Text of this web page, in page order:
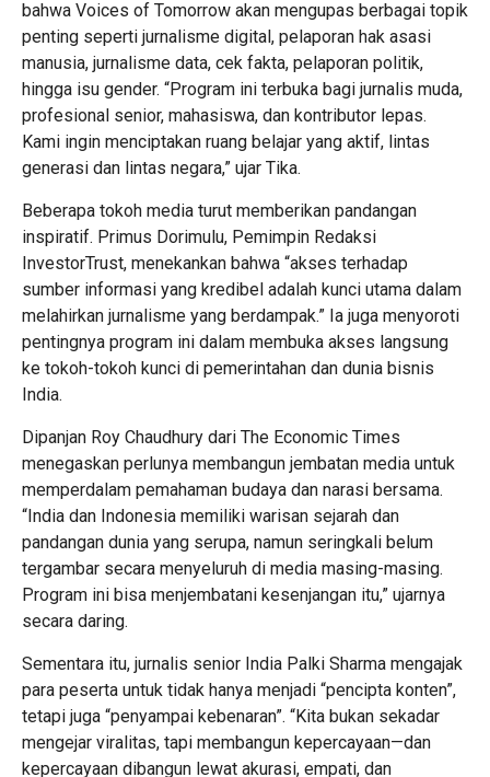
bahwa Voices of Tomorrow akan mengupas berbagai topik
penting seperti jurnalisme digital, pelaporan hak asasi
manusia, jurnalisme data, cek fakta, pelaporan politik,
hingga isu gender. “Program ini terbuka bagi jurnalis muda,
profesional senior, mahasiswa, dan kontributor lepas.
Kami ingin menciptakan ruang belajar yang aktif, lintas
generasi dan lintas negara,” ujar Tika.
Beberapa tokoh media turut memberikan pandangan
inspiratif. Primus Dorimulu, Pemimpin Redaksi
InvestorTrust, menekankan bahwa “akses terhadap
sumber informasi yang kredibel adalah kunci utama dalam
melahirkan jurnalisme yang berdampak.” Ia juga menyoroti
pentingnya program ini dalam membuka akses langsung
ke tokoh-tokoh kunci di pemerintahan dan dunia bisnis
India.
Dipanjan Roy Chaudhury dari The Economic Times
menegaskan perlunya membangun jembatan media untuk
memperdalam pemahaman budaya dan narasi bersama.
“India dan Indonesia memiliki warisan sejarah dan
pandangan dunia yang serupa, namun seringkali belum
tergambar secara menyeluruh di media masing-masing.
Program ini bisa menjembatani kesenjangan itu,” ujarnya
secara daring.
Sementara itu, jurnalis senior India Palki Sharma mengajak
para peserta untuk tidak hanya menjadi “pencipta konten”,
tetapi juga “penyampai kebenaran”. “Kita bukan sekadar
mengejar viralitas, tapi membangun kepercayaan—dan
kepercayaan dibangun lewat akurasi, empati, dan